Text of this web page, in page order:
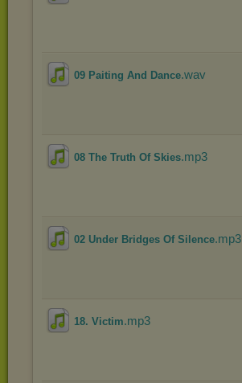
09 Paiting And Dance.wav
08 The Truth Of Skies.mp3
02 Under Bridges Of Silence.mp3
18. Victim.mp3